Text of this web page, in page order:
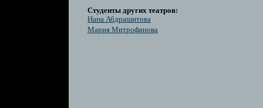
Студенты других театров:
Нана Абдрашитова
Мария Митрофанова